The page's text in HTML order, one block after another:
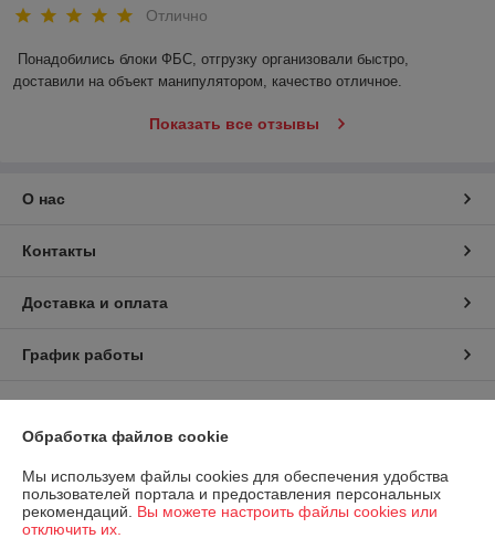
Отлично
Понадобились блоки ФБС, отгрузку организовали быстро,
доставили на объект манипулятором, качество отличное.
Показать все отзывы
О нас
Контакты
Доставка и оплата
График работы
Сайт создан на платформе Deal.by
Обработка файлов cookie
Мы используем файлы cookies для обеспечения удобства
пользователей портала и предоставления персональных
рекомендаций. Вы можете настроить файлы cookies или
отключить их.